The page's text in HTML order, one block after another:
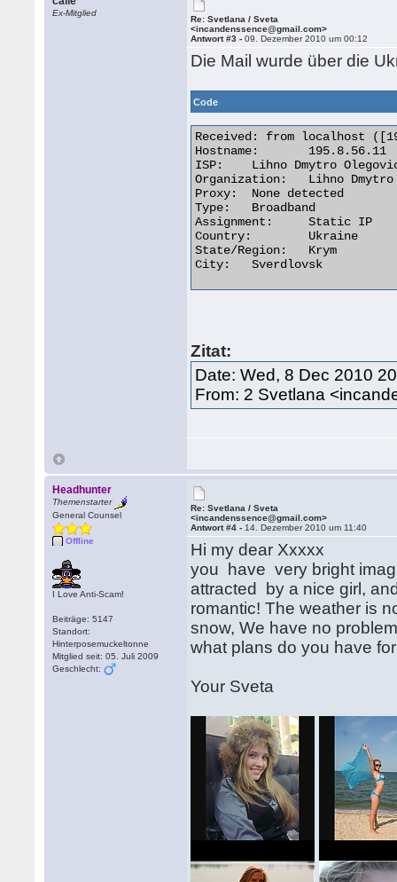
Ex-Mitglied
Re: Svetlana / Sveta
<incandenssence@gmail.com>
Antwort #3 -09. Dezember 2010 um 00:12
Die Mail wurde über die
Code
Received: from localhost
Hostname:	195.8.56.11
ISP:	Lihno Dmytro Olegovich
Organization:	Lihno Dmytro Olegovich
Proxy:	None detected
Type:	Broadband
Assignment:	Static IP
Country:	Ukraine
State/Region:	Krym
City:	Sverdlovsk
Zitat:
Date: Wed, 8 Dec 2010
From: 2 Svetlana
Headhunter
Themenstarter
General Counsel
Offline
I Love Anti-Scam!
Beiträge: 5147
Standort:
Hinterposemuckeltonne
Mitglied seit: 05. Juli 2009
Geschlecht:
Re: Svetlana / Sveta
<incandenssence@gmail.com>
Antwort #4 - 14. Dezember 2010 um 11:40
Hi my dear Xxxxx
you have very bright
attracted by a nice girl,
romantic! The weather is
snow, We have no
what plans do you have
Your Sveta